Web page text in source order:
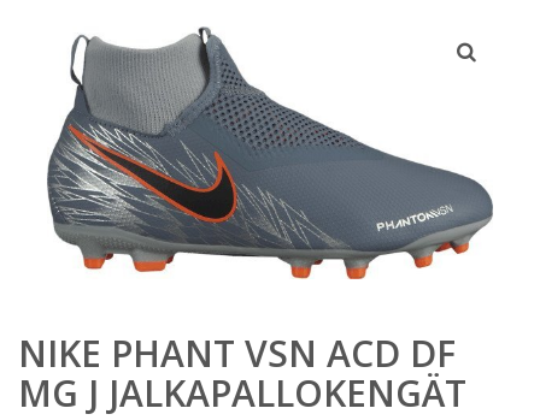
NIKE PHANT VSN ACD DF
MG J JALKAPALLOKENGÄT